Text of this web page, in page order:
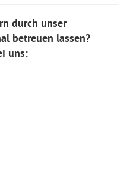
durch unser
betreuen lassen?
uns: